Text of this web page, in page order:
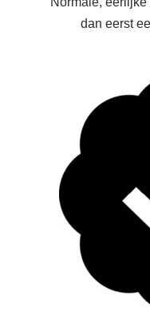
dan eerst